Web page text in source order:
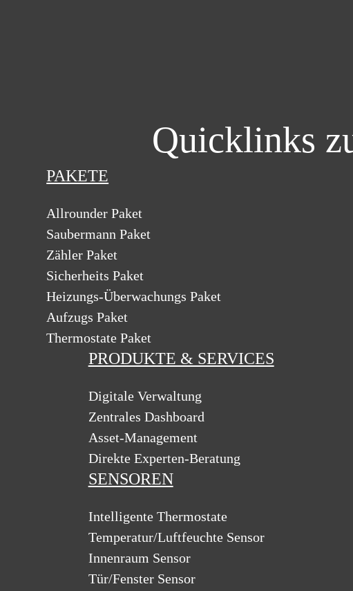
Quicklinks
PAKETE
Allrounder Paket
Saubermann Paket
Zähler Paket
Sicherheits Paket
Heizungs-Überwachungs Paket
Aufzugs Paket
Thermostate Paket
PRODUKTE & SERVICES
Digitale Verwaltung
Zentrales Dashboard
Asset-Management
Direkte Experten-Beratung
SENSOREN
Intelligente Thermostate
Temperatur/Luftfeuchte Sensor
Innenraum Sensor
Tür/Fenster Sensor